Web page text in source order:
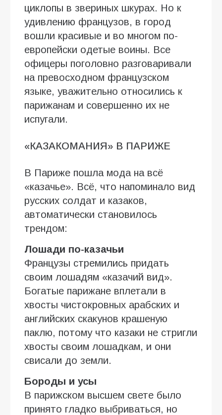
циклопы в звериных шкурах. Но к
удивлению французов, в город
вошли красивые и во многом по-
европейски одетые воины. Все
офицеры поголовно разговаривали
на превосходном французском
языке, уважительно относились к
парижанам и совершенно их не
испугали.
«КАЗАКОМАНИЯ» В ПАРИЖЕ
В Париже пошла мода на всё
«казачье». Всё, что напоминало вид
русских солдат и казаков,
автоматически становилось
трендом:
Лошади по-казачьи
Французы стремились придать
своим лошадям «казачий вид».
Богатые парижане вплетали в
хвосты чистокровных арабских и
английских скакунов крашеную
паклю, потому что казаки не стригли
хвосты своим лошадкам, и они
свисали до земли.
Бороды и усы
В парижском высшем свете было
принято гладко выбриваться, но